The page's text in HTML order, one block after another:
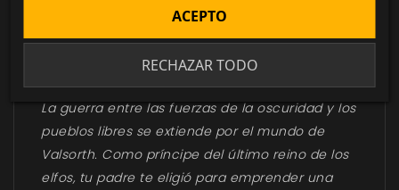
DESCRIPCIÓN ▼
La guerra entre las fuerzas de la oscuridad y los
pueblos libres se extiende por el mundo de
Valsorth. Como príncipe del último reino de los
elfos, tu padre te eligió para emprender una
RECHAZAR TODO
ACEPTO